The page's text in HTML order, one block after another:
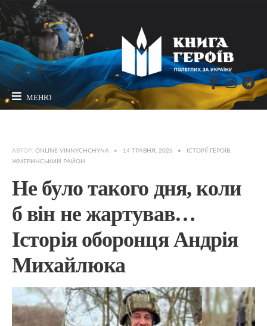
МЕНЮ
АВТОР: ONLINE VINNYCHCHYNA • 14 ТРАВНЯ, 2026 • ІСТОРІЇ ГЕРОЇВ,
ЖМЕРИНСЬКИЙ РАЙОН
Не було такого дня, коли
б він не жартував…
Історія оборонця Андрія
Михайлюка